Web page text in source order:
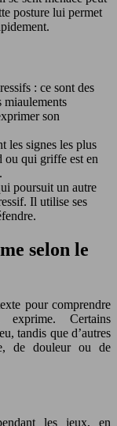
posture lui permet
: ce sont des
miaulements
son
les signes les plus
ou qui griffe est en
poursuit un autre
Il utilise ses
selon le
pour comprendre
Certains
tandis que d’autres
de douleur ou de
les jeux, en